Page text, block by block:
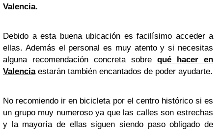
Valencia.
Debido a esta buena ubicación es facilísimo acceder a
ellas. Además el personal es muy atento y si necesitas
alguna recomendación concreta sobre qué hacer en
Valenciaestarán también encantados de poder ayudarte.
No recomiendo ir en bicicleta por el centro histórico si es
un grupo muy numeroso ya que las calles son estrechas
y la mayoría de ellas siguen siendo paso obligado de